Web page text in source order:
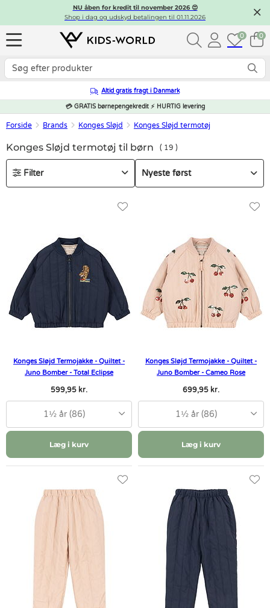
NU åben for kredit til november 2026 😍
Shop i dag og udskyd betalingen til 01.11.2026
0 0
Altid gratis fragt i Danmark
💳 GRATIS børnepengekredit ⚡ HURTIG levering
Forside Brands Konges Sløjd Konges Sløjd termotøj
Konges Sløjd termotøj til børn 19
Filter
Konges Sløjd Termojakke - Quiltet -
Juno Bomber - Total Eclipse
599,95 kr.
1½ år (86)
Læg i kurv
Konges Sløjd Termojakke - Quiltet -
Juno Bomber - Cameo Rose
699,95 kr.
1½ år (86)
Læg i kurv